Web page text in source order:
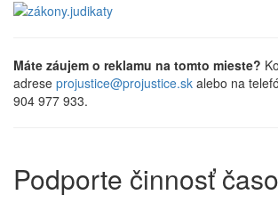
Máte záujem o reklamu na tomto mieste?
adrese projustice@projustice.sk alebo na
904 977 933.
Podporte činnosť